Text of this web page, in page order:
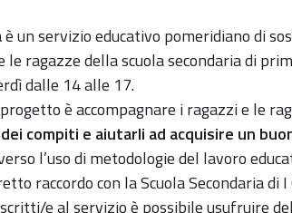
events/open-
è un servizio educativo pomeridiano di
le ragazze della scuola secondaria di
dalle 14 alle 17.
è accompagnare i ragazzi e le
compiti e aiutarli ad acquisire un
l’uso di metodologie del lavoro
raccordo con la Scuola Secondaria di I
e al servizio è possibile usufruire